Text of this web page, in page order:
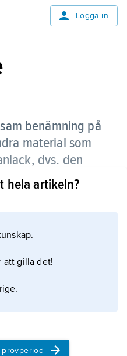
Logga in
benämning på
material som
dvs. den
(
Rhus
i samma lack
hela artikeln?
att gilla det!
provperiod